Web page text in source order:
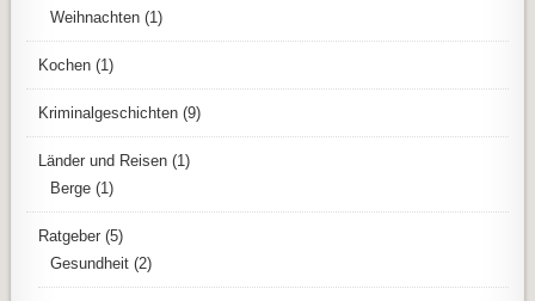
Weihnachten (1)
Kochen (1)
Kriminalgeschichten (9)
Länder und Reisen (1)
Berge (1)
Ratgeber (5)
Gesundheit (2)